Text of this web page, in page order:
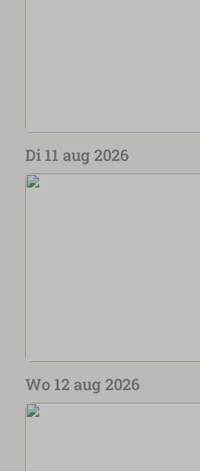
Di 11 aug 2026
Wo 12 aug 2026